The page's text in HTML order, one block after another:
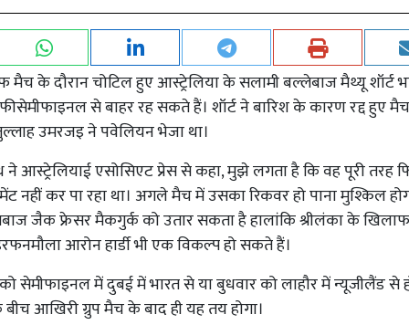
के दौरान चोटिल हुए आस्ट्रेलिया के सलामी बल्लेबाज मैथ्यू शॉर्ट
से बाहर रह सकते हैं। शॉर्ट ने बारिश के कारण रद्द हुए
उमरजइ ने पवेलियन भेजा था।
ने आस्ट्रेलियाई एसोसिएट प्रेस से कहा, मुझे लगता है कि वह पूरी तरह
नहीं कर पा रहा था। अगले मैच में उसका रिकवर हो पाना मुश्किल
जैक फ्रेसर मैकगुर्क को उतार सकता है हालांकि श्रीलंका के
आरोन हार्डी भी एक विकल्प हो सकते हैं।
सेमीफाइनल में दुबई में भारत से या बुधवार को लाहौर में न्यूजीलैंड से
आखिरी ग्रुप मैच के बाद ही यह तय होगा।